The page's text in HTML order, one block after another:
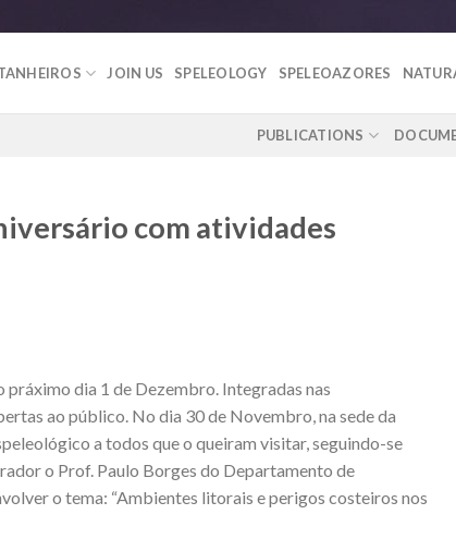
JOIN US SPELEOLOGY SPELEOAZORES
PUBLICATIONS
com atividades
dia 1 de Dezembro. Integradas nas
ao público. No dia 30 de Novembro, na sede da
a todos que o queiram visitar, seguindo-se
o Prof. Paulo Borges do Departamento de
o tema: “Ambientes litorais e perigos costeiros nos